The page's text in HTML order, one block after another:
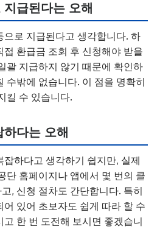
급된다는 오해
으로 지급된다고 생각합니다. 하
환급금 조회 후 신청해야 받을
괄 지급하지 않기 때문에 확인하
수밖에 없습니다. 이 점을 명확히
킬 수 있습니다.
다는 오해
하다고 생각하기 쉽지만, 실제
단 홈페이지나 앱에서 몇 번의 클
, 신청 절차도 간단합니다. 특히
있어 초보자도 쉽게 따라 할 수
한 번 도전해 보시면 좋겠습니